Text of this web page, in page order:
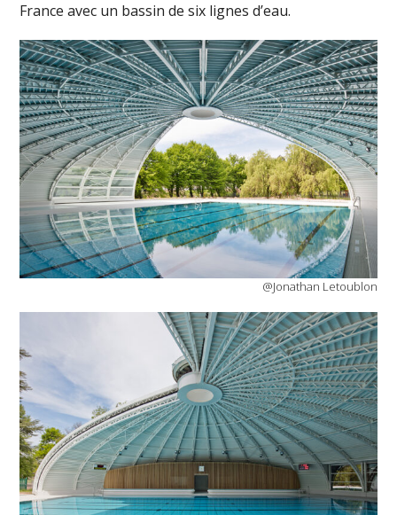
France avec un bassin de six lignes d’eau.
@Jonathan Letoublon